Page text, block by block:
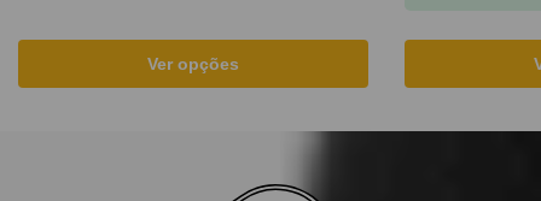
Ver opções